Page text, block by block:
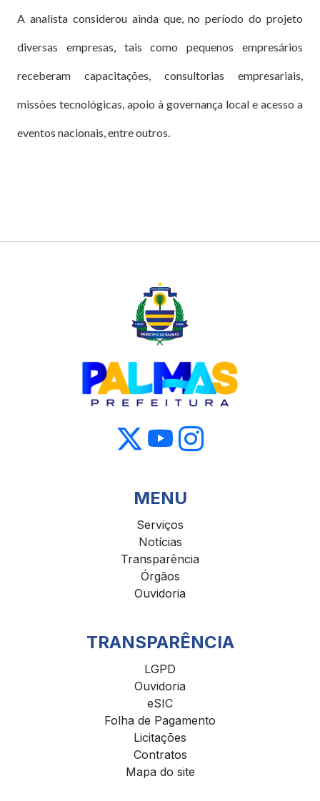
A analista considerou ainda que, no período do projeto
diversas empresas, tais como pequenos empresários
receberam capacitações, consultorias empresariais,
missões tecnológicas, apoio à governança local e acesso a
eventos nacionais, entre outros.
MENU
Serviços
Notícias
Transparência
Órgãos
Ouvidoria
TRANSPARÊNCIA
LGPD
Ouvidoria
eSIC
Folha de Pagamento
Licitações
Contratos
Mapa do site